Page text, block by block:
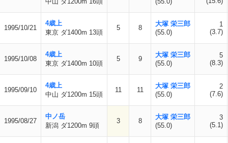
1995/10/21
4歳上
東京 ダ1400m 13頭
5 8
大塚 栄三郎
(55.0)
1
(3.7)
1995/10/08
4歳上
東京 ダ1400m 10頭
5 9
大塚 栄三郎
(55.0)
5
(8.3)
1995/09/10
4歳上
中山 ダ1200m 15頭
11 11
大塚 栄三郎
(55.0)
2
(7.6)
1995/08/27
中ノ岳
新潟 ダ1200m 9頭
3 8
大塚 栄三郎
(55.0)
3
(5.1)